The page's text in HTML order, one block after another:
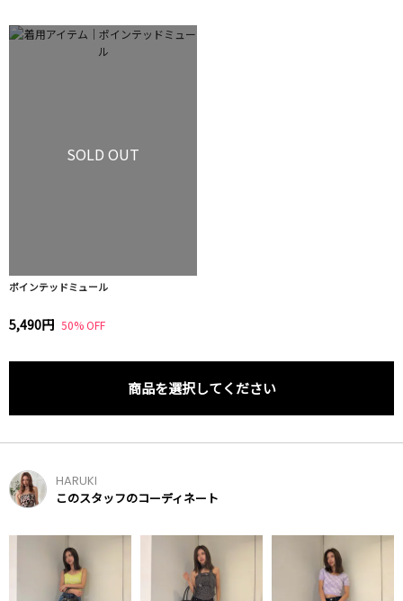
SOLD OUT
ポインテッドミュール
5,490円 50% OFF
商品を選択してください
HARUKI
このスタッフのコーディネート